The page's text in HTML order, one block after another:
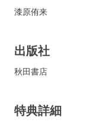
漆原侑来
出版社
秋田書店
特典詳細